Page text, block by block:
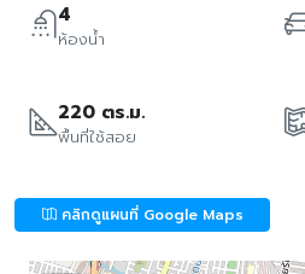
4
ห้องน้ำ
220 ตร.ม.
พื้นที่ใช้สอย
คลิกดูแผนที่ Google Maps